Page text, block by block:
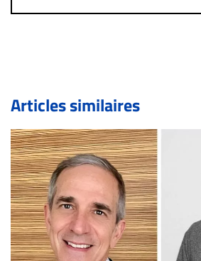
immédiatement contact par
de validation, un droit de réponse.
Bien à vous,
La Rédaction de Droit-inc.com
Articles similaires